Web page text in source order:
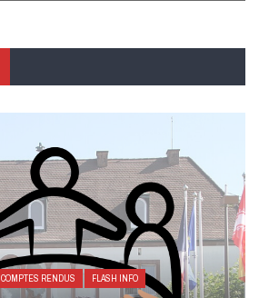
COMPTES RENDUS FLASH INFO